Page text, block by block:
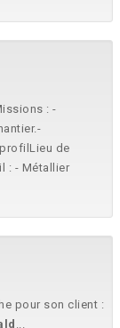
: -
de
: - Métallier
pour son client :
...